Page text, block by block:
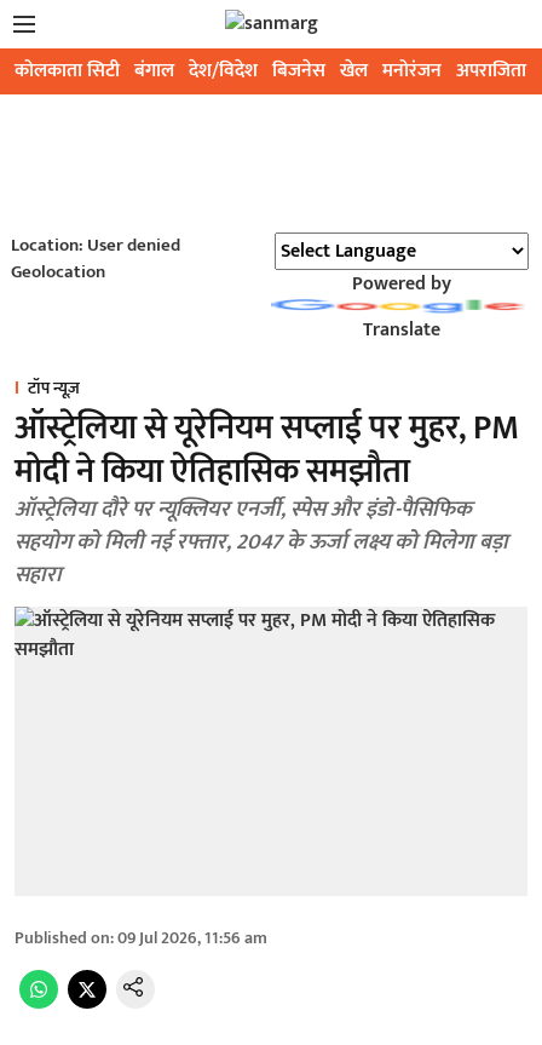
कोलकाता सिटी बंगाल देश/विदेश बिजनेस खेल मनोरंजन अपराजिता
Location: User denied
Geolocation
Powered by
Translate
टॉप न्यूज़
ऑस्ट्रेलिया से यूरेनियम सप्लाई पर मुहर, PM
मोदी ने किया ऐतिहासिक समझौता
ऑस्ट्रेलिया दौरे पर न्यूक्लियर एनर्जी, स्पेस और इंडो-पैसिफिक
सहयोग को मिली नई रफ्तार, 2047 के ऊर्जा लक्ष्य को मिलेगा बड़ा
सहारा
Published on:09 Jul 2026, 11:56 am